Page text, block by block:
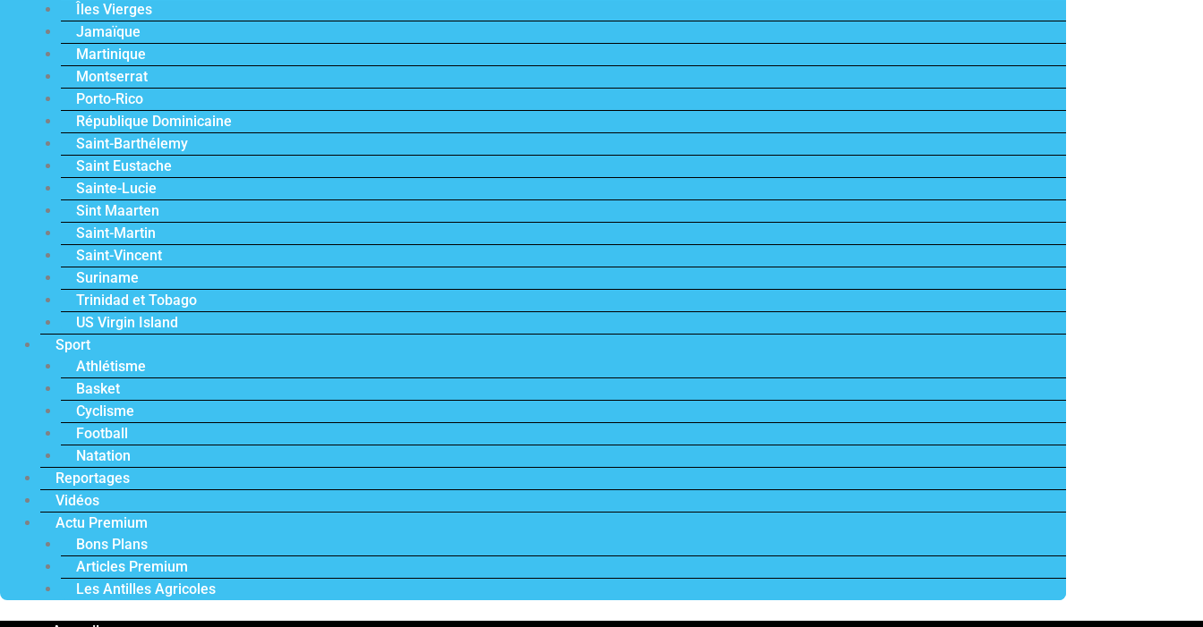
Îles Vierges
Jamaïque
Martinique
Montserrat
Porto-Rico
République Dominicaine
Saint-Barthélemy
Saint Eustache
Sainte-Lucie
Sint Maarten
Saint-Martin
Saint-Vincent
Suriname
Trinidad et Tobago
US Virgin Island
Sport
Athlétisme
Basket
Cyclisme
Football
Natation
Reportages
Vidéos
Actu Premium
Bons Plans
Articles Premium
Les Antilles Agricoles